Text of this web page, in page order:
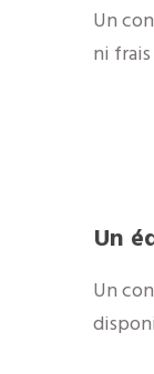
Un
ni
Un
​Un